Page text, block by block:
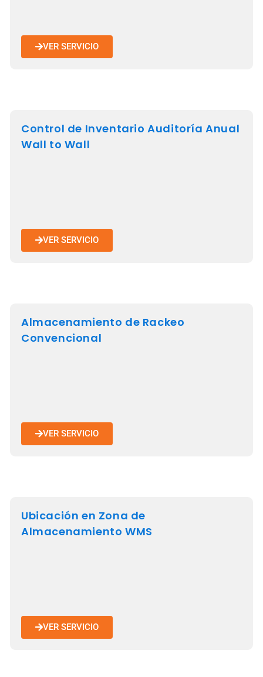
VER SERVICIO
Control de Inventario Auditoría Anual
Wall to Wall
VER SERVICIO
Almacenamiento de Rackeo
Convencional
VER SERVICIO
Ubicación en Zona de
Almacenamiento WMS
VER SERVICIO